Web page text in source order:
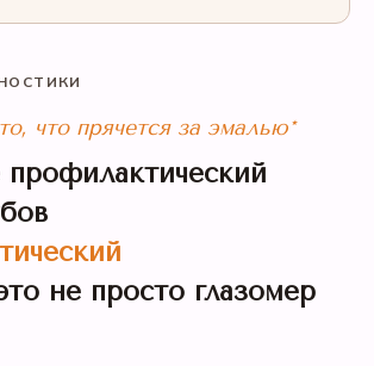
что прячется за эмалью*
профилактический
не просто глазомер